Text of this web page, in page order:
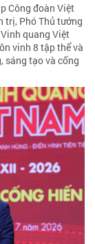
Công đoàn Việt
trị, Phó Thủ tướng
quang Việt
vinh 8 tập thể và
sáng tạo và cống